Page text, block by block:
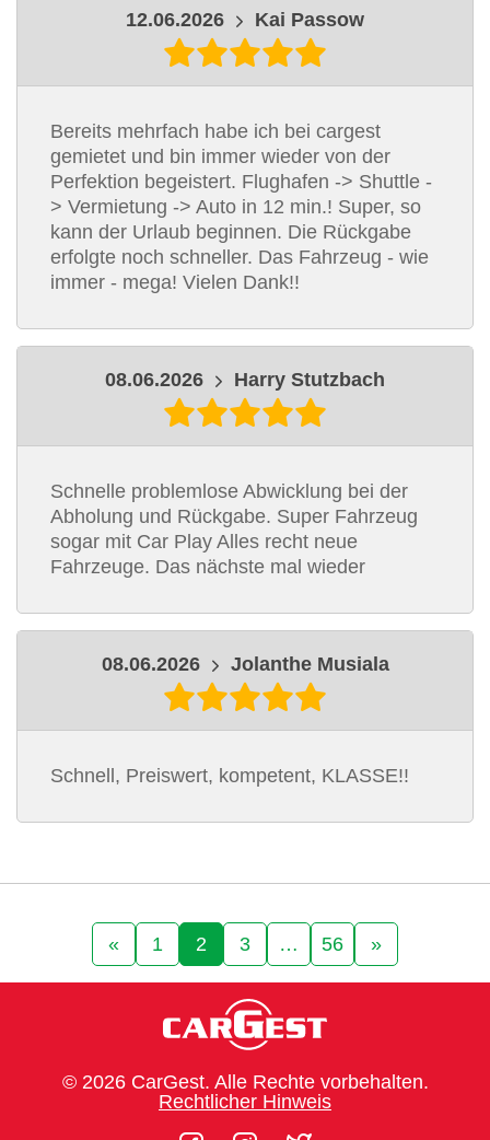
12.06.2026 Kai Passow
Bereits mehrfach habe ich bei cargest
gemietet und bin immer wieder von der
Perfektion begeistert. Flughafen -> Shuttle -
> Vermietung -> Auto in 12 min.! Super, so
kann der Urlaub beginnen. Die Rückgabe
erfolgte noch schneller. Das Fahrzeug - wie
immer - mega! Vielen Dank!!
08.06.2026 Harry Stutzbach
Schnelle problemlose Abwicklung bei der
Abholung und Rückgabe. Super Fahrzeug
sogar mit Car Play Alles recht neue
Fahrzeuge. Das nächste mal wieder
08.06.2026 Jolanthe Musiala
Schnell, Preiswert, kompetent, KLASSE!!
« 1 2 3 … 56 »
© 2026 CarGest. Alle Rechte vorbehalten.
Rechtlicher Hinweis